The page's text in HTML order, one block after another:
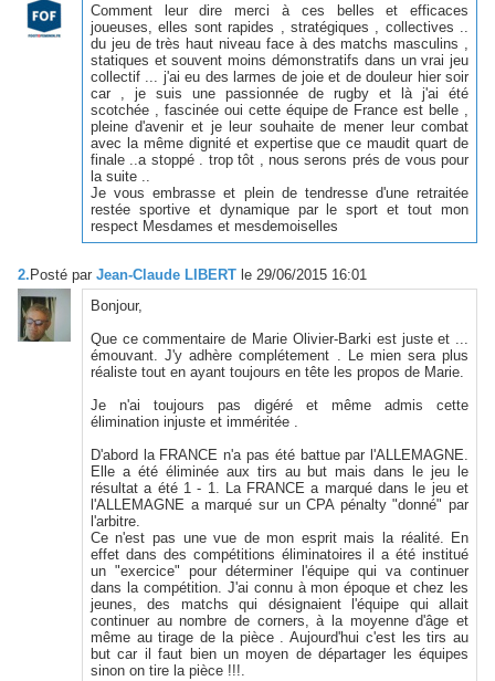
Comment leur dire merci à ces belles et efficaces
joueuses, elles sont rapides , stratégiques , collectives ..
du jeu de très haut niveau face à des matchs masculins ,
statiques et souvent moins démonstratifs dans un vrai jeu
collectif ... j'ai eu des larmes de joie et de douleur hier soir
car , je suis une passionnée de rugby et là j'ai été
scotchée , fascinée oui cette équipe de France est belle ,
pleine d'avenir et je leur souhaite de mener leur combat
avec la même dignité et expertise que ce maudit quart de
finale ..a stoppé . trop tôt , nous serons prés de vous pour
la suite ..
Je vous embrasse et plein de tendresse d'une retraitée
restée sportive et dynamique par le sport et tout mon
respect Mesdames et mesdemoiselles
2. Posté par Jean-Claude LIBERT le 29/06/2015 16:01
Bonjour,
Que ce commentaire de Marie Olivier-Barki est juste et ...
émouvant. J'y adhère complétement . Le mien sera plus
réaliste tout en ayant toujours en tête les propos de Marie.
Je n'ai toujours pas digéré et même admis cette
élimination injuste et imméritée .
D'abord la FRANCE n'a pas été battue par l'ALLEMAGNE.
Elle a été éliminée aux tirs au but mais dans le jeu le
résultat a été 1 - 1. La FRANCE a marqué dans le jeu et
l'ALLEMAGNE a marqué sur un CPA pénalty "donné" par
l'arbitre.
Ce n'est pas une vue de mon esprit mais la réalité. En
effet dans des compétitions éliminatoires il a été institué
un "exercice" pour déterminer l'équipe qui va continuer
dans la compétition. J'ai connu à mon époque et chez les
jeunes, des matchs qui désignaient l'équipe qui allait
continuer au nombre de corners, à la moyenne d'âge et
même au tirage de la pièce . Aujourd'hui c'est les tirs au
but car il faut bien un moyen de départager les équipes
sinon on tire la pièce !!!.